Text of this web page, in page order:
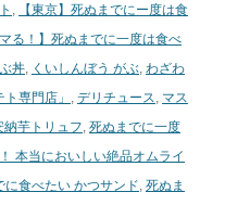
,
【東京】死ぬまでにー度は食
マる！】死ぬまでに一度は食べ
丼, くいしんぼう がぶ, わざわ
専門店」 , デリチュース, マス
納芋トリュフ, 死ぬまでに一度
本当においしい絶品オムライ
に食べたい かつサンド, 死ぬま